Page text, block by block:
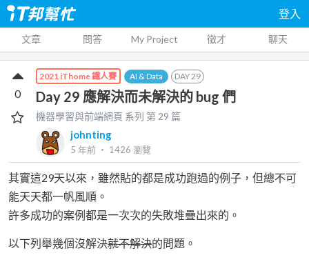
登入
文章 問答 My Project 徵才 聊天
2021 iThome 鐵人賽 AI & Data DAY29
Day 29 應解決而未解決的 bug 們
機器學習與前端網頁 系列 第29 篇
johnting
5 年前 ‧ 1426 瀏覽
0
其實這29天以來，雖然貼的都是成功跑過的例子，但總不可
能天天都一帆風順。
許多成功的案例都是一次次的失敗堆疊出來的。
以下列舉幾個沒解決就不解決的問題。